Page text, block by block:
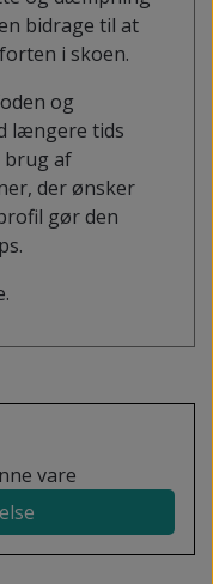
bidrage til at
i skoen.
og
længere tids
brug af
der ønsker
gør den
vare